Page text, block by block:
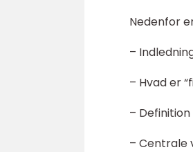
Nedenfor
–
– Hvad er
–
– Centrale